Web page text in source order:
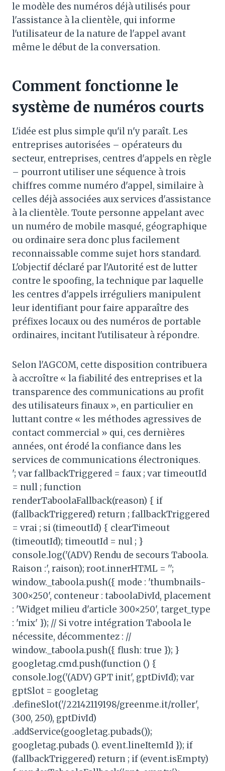
le modèle des numéros déjà utilisés pour
l'assistance à la clientèle, qui informe
l'utilisateur de la nature de l'appel avant
même le début de la conversation.
Comment fonctionne le
système de numéros courts
L'idée est plus simple qu'il n'y paraît. Les
entreprises autorisées – opérateurs du
secteur, entreprises, centres d'appels en règle
– pourront utiliser une séquence à trois
chiffres comme numéro d'appel, similaire à
celles déjà associées aux services d'assistance
à la clientèle. Toute personne appelant avec
un numéro de mobile masqué, géographique
ou ordinaire sera donc plus facilement
reconnaissable comme sujet hors standard.
L'objectif déclaré par l'Autorité est de lutter
contre le spoofing, la technique par laquelle
les centres d'appels irréguliers manipulent
leur identifiant pour faire apparaître des
préfixes locaux ou des numéros de portable
ordinaires, incitant l'utilisateur à répondre.
Selon l'AGCOM, cette disposition contribuera
à accroître « la fiabilité des entreprises et la
transparence des communications au profit
des utilisateurs finaux », en particulier en
luttant contre « les méthodes agressives de
contact commercial » qui, ces dernières
années, ont érodé la confiance dans les
services de communications électroniques.
'; var fallbackTriggered = faux ; var timeoutId
= null ; function
renderTaboolaFallback(reason) { if
(fallbackTriggered) return ; fallbackTriggered
= vrai ; si (timeoutId) { clearTimeout
(timeoutId); timeoutId = nul ; }
console.log('(ADV) Rendu de secours Taboola.
Raison :', raison); root.innerHTML = '';
window._taboola.push({ mode : 'thumbnails-
300×250', conteneur : taboolaDivId, placement
: 'Widget milieu d'article 300×250', target_type
: 'mix' }); // Si votre intégration Taboola le
nécessite, décommentez : //
window._taboola.push({ flush: true }); }
googletag.cmd.push(function () {
console.log('(ADV) GPT init', gptDivId); var
gptSlot = googletag
.defineSlot('/22142119198/greenme.it/roller',
(300, 250), gptDivId)
.addService(googletag.pubads());
googletag.pubads (). event.lineItemId }); if
(fallbackTriggered) return ; if (event.isEmpty)